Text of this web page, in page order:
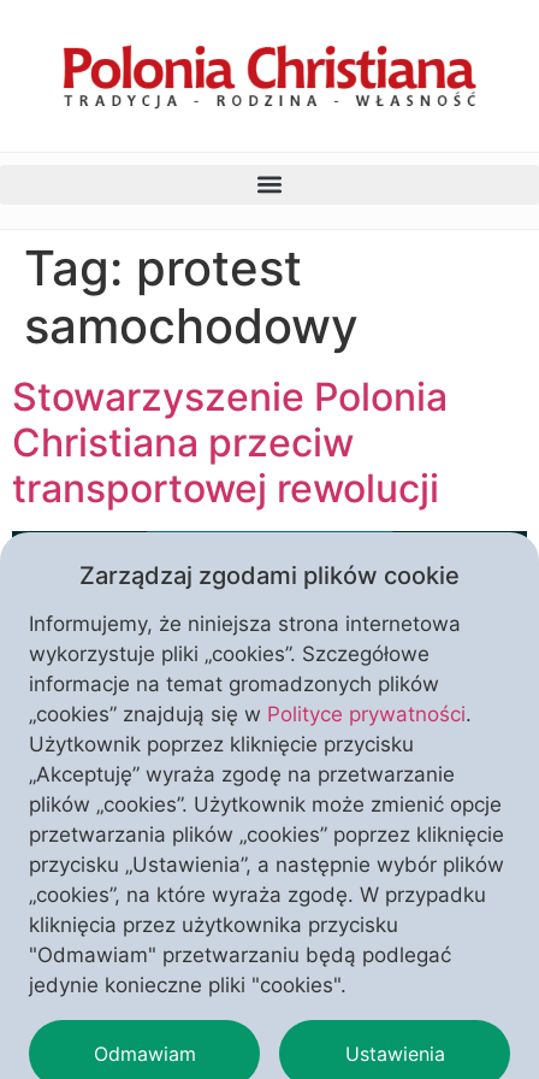
Tag: protest
samochodowy
Stowarzyszenie Polonia
Christiana przeciw
transportowej rewolucji
Stowarzyszenie Kultury Chrześcijańskiej im. Ks.
Piotra Skargi i Stowarzyszenie Polonia Christiana
ostro sprzeciwiają się powstaniu Strefy Czystego
Transportu w Krakowie. Przedstawiamy szereg akcji
tych organizacji.
Zarządzaj zgodami plików cookie
Informujemy, że niniejsza strona internetowa
wykorzystuje pliki „cookies”. Szczegółowe
informacje na temat gromadzonych plików
„cookies” znajdują się w Polityce prywatności.
Użytkownik poprzez kliknięcie przycisku
„Akceptuję” wyraża zgodę na przetwarzanie
plików „cookies”. Użytkownik może zmienić opcje
przetwarzania plików „cookies” poprzez kliknięcie
przycisku „Ustawienia”, a następnie wybór plików
„cookies”, na które wyraża zgodę. W przypadku
kliknięcia przez użytkownika przycisku
"Odmawiam" przetwarzaniu będą podlegać
jedynie konieczne pliki "cookies".
Odmawiam Ustawienia